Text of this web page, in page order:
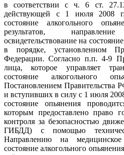
в соответствии с ч. 6 ст.
действующей с 1 июля 2008 г.,
состояние алкогольного
результатов,
освидетельствование на
в порядке, установленном
Федерации. Согласно п.п. 4-9
лица, которое управляет
состояние алкогольного
Постановлением Правительства
и вступивших в силу с 1 июля
состояние опьянения
которым предоставлено право
контроля за безопасностью
ГИБДД) с помощью
Направлению на медицинское
состояние алкогольного